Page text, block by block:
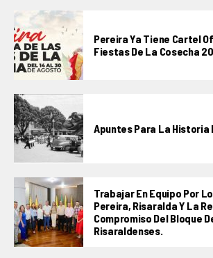
Pereira Ya Tiene Cartel
Fiestas De La Cosecha
Apuntes Para La Historia
Trabajar En Equipo Por
Pereira, Risaralda Y La
Compromiso Del Bloque
Risaraldenses.